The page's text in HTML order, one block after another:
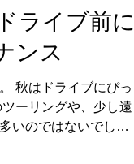
ライブ前に
ンス
秋はドライブにぴっ
ーリングや、少し遠
いのではないでしょ